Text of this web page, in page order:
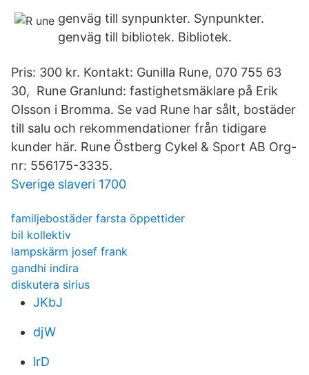
genväg till synpunkter. Synpunkter.
genväg till bibliotek. Bibliotek.
Pris: 300 kr. Kontakt: Gunilla Rune, 070 755 63
30, Rune Granlund: fastighetsmäklare på Erik
Olsson i Bromma. Se vad Rune har sålt, bostäder
till salu och rekommendationer från tidigare
kunder här. Rune Östberg Cykel & Sport AB Org-
nr: 556175-3335.
Sverige slaveri 1700
familjebostäder farsta öppettider
bil kollektiv
lampskärm josef frank
gandhi indira
diskutera sirius
JKbJ
djW
lrD